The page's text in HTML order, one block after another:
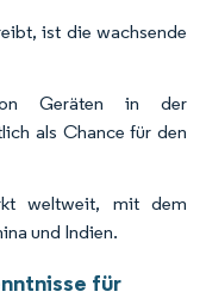
ist die wachsende
Geräten in der
als Chance für den
weltweit, mit dem
und Indien.
für